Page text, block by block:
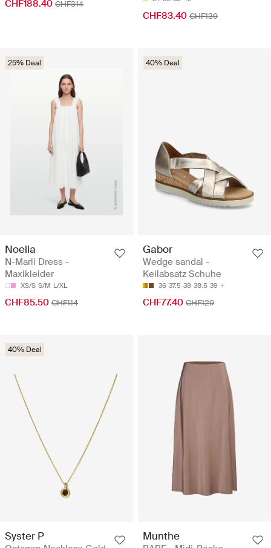
CHF188.40 CHF314
CHF83.40 CHF139
25% Deal
Noella
N-Marli Dress -
Maxikleider
XS/S S/M L/XL
CHF85.50 CHF114
40% Deal
Gabor
Wedge sandal -
Keilabsatz Schuhe
36 37.5 38 38.5 39
CHF77.40 CHF129
40% Deal
Syster P Munthe